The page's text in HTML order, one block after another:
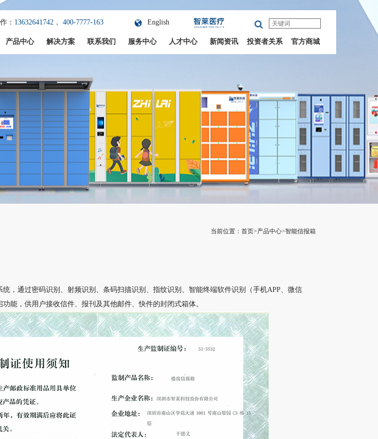
： 13632641742， 400-7777-163 English
产品中心 解决方案 联系我们 服务中心 人才中心 新闻资讯 投资者关系 官方商城
当前位置：首页>产品中心>智能信报箱
，通过密码识别、射频识别、条码扫描识别、指纹识别、智能终端软件识别（手机APP、微信
能，供用户接收信件、报刊及其他邮件、快件的封闭式箱体。